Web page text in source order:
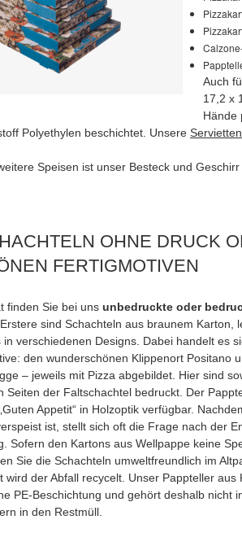
Auch
17,2 x
Hände
Polyethylen beschichtet. Unsere Servietten
Speisen ist unser Besteck und Geschirr
OHNE DRUCK
FERTIGMOTIVEN
finden Sie bei uns unbedruckte oder
. Erstere sind Schachteln aus braunem Karton,
in verschiedenen Designs. Dabei handelt es
den wunderschönen Klippenort Positano
– jeweils mit Pizza abgebildet. Hier sind
Seiten der Faltschachtel bedruckt. Der
Appetit“ in Holzoptik verfügbar.
ist, stellt sich oft die Frage nach der
Sofern den Kartons aus Wellpappe keine
Sie die Schachteln umweltfreundlich im
wird der Abfall recycelt. Unser Pappteller aus
PE-Beschichtung und gehört deshalb nicht
in den Restmüll.